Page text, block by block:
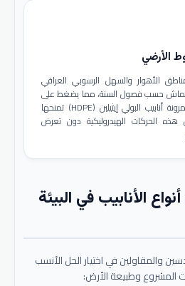
الأرضي
الأهوار والسهل الرسوبي العراقي
حسب فصول السنة، مما يضغط على
شبكات الأنابيب المدفونة. مرونة أنابيب البولي إيثيلين (HDPE) تمنحها
الحركات الهيدروليكية دون تعرض
الأنابيب في البيئة
والمقاولين في اختيار الحل الأنسب
وطبيعة الأرض: